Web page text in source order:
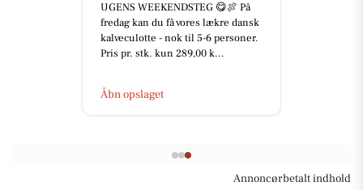
UGENS WEEKENDSTEG 😋🍖 På
fredag kan du få vores lækre dansk
kalveculotte - nok til 5-6 personer.
Pris pr. stk. kun 289,00 k...
Åbn opslaget
Annoncørbetalt indhold